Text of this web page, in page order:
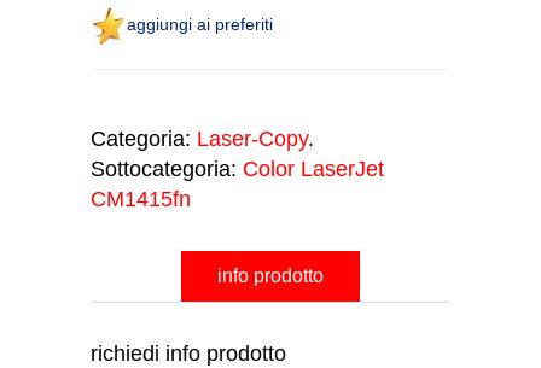
aggiungi ai preferiti
Categoria: Laser-Copy.
Sottocategoria: Color LaserJet
CM1415fn
info prodotto
richiedi info prodotto